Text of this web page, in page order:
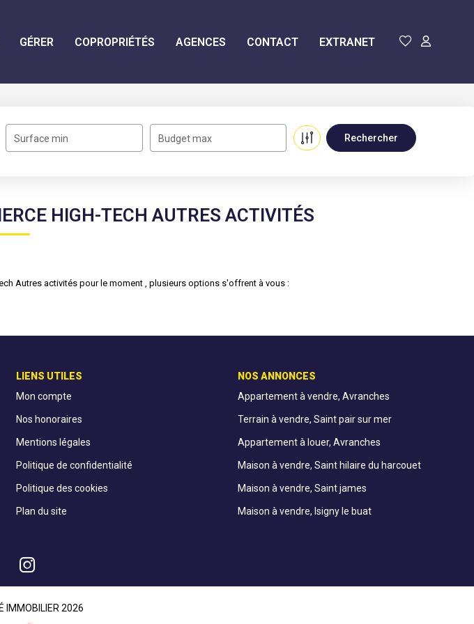
GÉRER COPROPRIÉTÉS AGENCES CONTACT EXTRANET
Surface min Budget max
HIGH-TECH AUTRES ACTIVITÉS
Autres activités pour le moment , plusieurs options s'offrent à vous :
LIENS UTILES
Mon compte
Nos honoraires
Mentions légales
Politique de confidentialité
Politique des cookies
Plan du site
NOS ANNONCES
Appartement à vendre, Avranches
Terrain à vendre, Saint pair sur mer
Appartement à louer, Avranches
Maison à vendre, Saint hilaire du harcouet
Maison à vendre, Saint james
Maison à vendre, Isigny le buat
IMMOBILIER 2026